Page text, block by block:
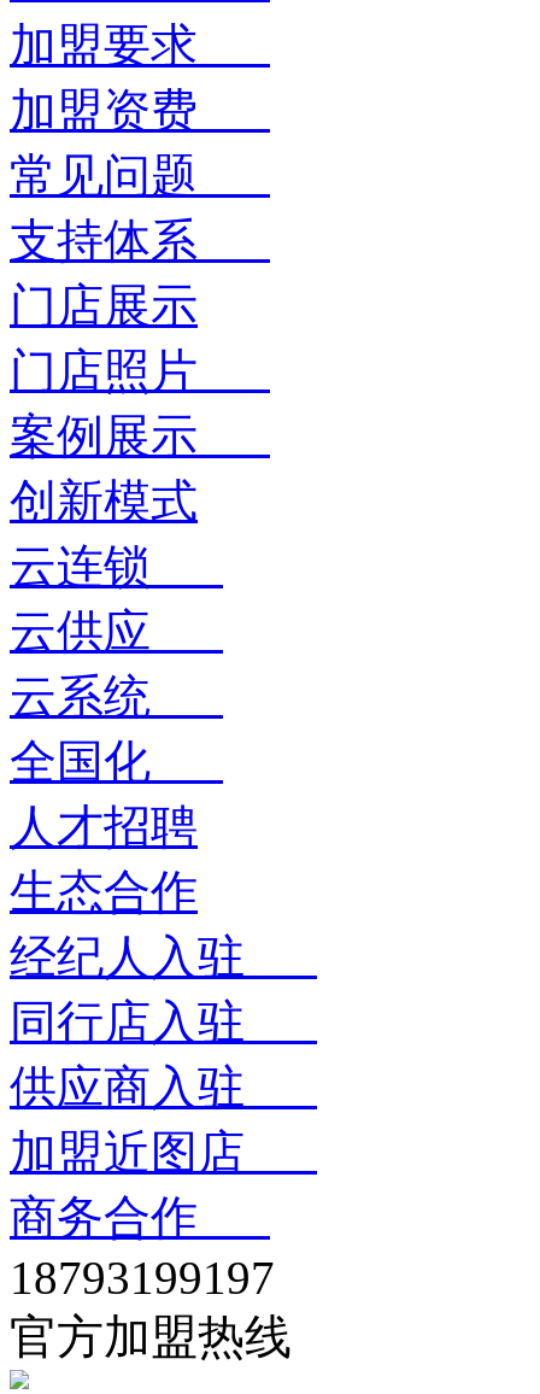
加盟要求
加盟资费
常见问题
支持体系
门店展示
门店照片
案例展示
创新模式
云连锁
云供应
云系统
全国化
人才招聘
生态合作
经纪人入驻
同行店入驻
供应商入驻
加盟近图店
商务合作
18793199197
官方加盟热线